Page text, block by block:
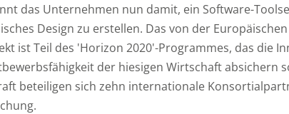
das Unternehmen nun damit, ein Software-
Design zu erstellen. Das von der
ist Teil des 'Horizon 2020'-Programmes, das die
der hiesigen Wirtschaft absichern
beteiligen sich zehn internationale